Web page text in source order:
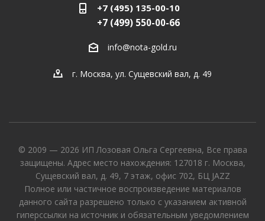
+7 (495) 135-00-10
+7 (499) 550-00-66
info@nota-gold.ru
г. Москва, ул. Сущевский вал, д. 49
© 2009 — 2026 ИП Лозовая Ольга Сергеевна, Все права
защищены. Адрес место нахождения: 127018 г. Москва,
Сущевский вал, д. 49, 7 этаж, офис 702, БЦ JAZZ
Полное или частичное воспроизведение материалов
данного сайта разрешено только с указанием активной
гиперссылки на источник и обязательным уведомлением